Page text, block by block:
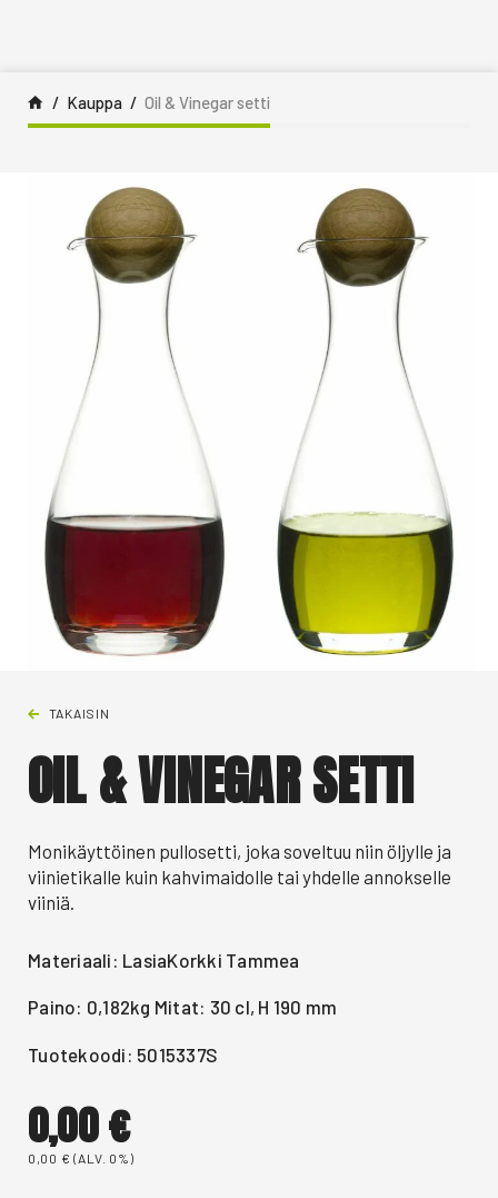
Kauppa Oil & Vinegar setti
TAKAISIN
OIL & VINEGAR SETTI
Monikäyttöinen pullosetti, joka soveltuu niin öljylle ja
viinietikalle kuin kahvimaidolle tai yhdelle annokselle
viiniä.
Materiaali: LasiaKorkki Tammea
Paino: 0,182kg Mitat: 30 cl, H 190 mm
Tuotekoodi: 5015337S
0,00€
0,00 € (ALV. 0%)